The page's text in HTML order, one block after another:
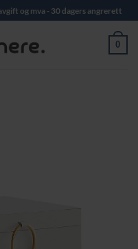
og mva - 30 dagers angrerett
0